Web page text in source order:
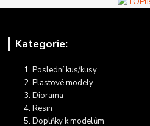
Kategorie:
Poslední kus/kusy
Plastové modely
Diorama
Resin
Doplňky k modelům